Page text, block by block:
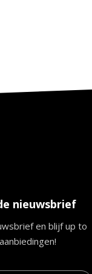
nieuwsbrief
en blijf up to